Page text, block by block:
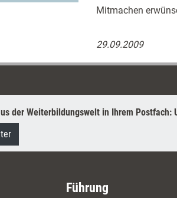
Mitmachen
29.09.2009
der Weiterbildungswelt in Ihrem Postfach:
Führung